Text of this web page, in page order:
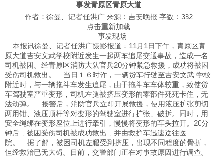
事发青原区青原大道
作者：徐曼、记者任洪广 来源：吉安晚报 字数：332
点击重新加载
事发现场
本报讯徐曼、记者任洪广摄影报道：11月1日下午，青原区青
原大道吉安文武学校附近发生一起两车追尾交通事故，造成一名
司机被困。经青原区消防大队官兵20分钟紧急救援，成功将被困
受伤司机救出。
当日１６时许，一辆货车行驶至吉安文武 学校
附近时，与一辆拖斗车发生追尾，由于拖斗车车体较重，致使货
车驾驶室严重变形，司机左腿被挤压变形的零部件死死卡住，无
法动弹。
接警后，消防官兵立即开展救援，使用液压扩张剪切
两用钳、液压顶杆等对变形的驾驶室进行扩张、破拆。同时，用
安全绳绑在变形座位上进行牵引，慢慢将变形的车头拉开。20分
钟后，被困受伤司机被成功救出，并由救护车迅速送往医
院。
据了解，被困司机左腿受到挤压，出现不同程度的骨折，
但经救治已无大碍。目前，交警部门正在对事故原因进行调查。